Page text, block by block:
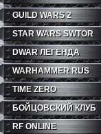
GUILD WARS 2
STAR WARS SWTOR
DWAR ЛЕГЕНДА
WARHAMMER RUS
TIME ZERO
БОЙЦОВСКИЙ КЛУБ
RF ONLINE